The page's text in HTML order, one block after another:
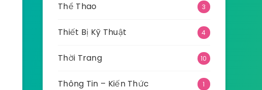
Thể Thao 3
Thiết Bị Kỹ Thuật 4
Thời Trang 10
Thông Tin – Kiến Thức 1